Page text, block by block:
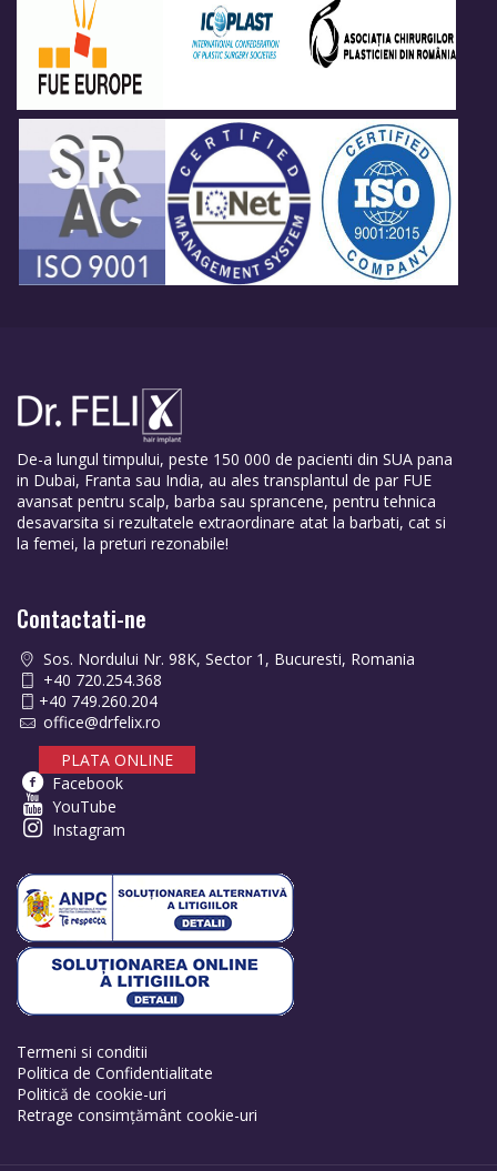
De-a lungul timpului, peste 150 000 de pacienti din SUA pana
in Dubai, Franta sau India, au ales transplantul de par FUE
avansat pentru scalp, barba sau sprancene, pentru tehnica
desavarsita si rezultatele extraordinare atat la barbati, cat si
la femei, la preturi rezonabile!
Contactati-ne
Sos. Nordului Nr. 98K, Sector 1, Bucuresti, Romania
+40 720.254.368
+40 749.260.204
office@drfelix.ro
PLATA ONLINE
Facebook
YouTube
Instagram
Termeni si conditii
Politica de Confidentialitate
Politică de cookie-uri
Retrage consimțământ cookie-uri